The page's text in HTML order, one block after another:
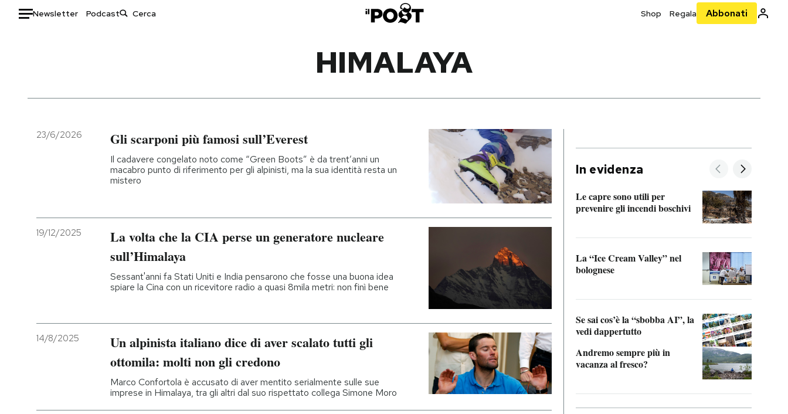
Newsletter Podcast Shop Regala Abbonati
Italia
Politica
Economia
Sport
Moda
Storie/Idee
Ok Boomer!
Altrecose
Mondiali calcio 2026
NEWSLETTER
I MIEI PREFERITI
HIMALAYA
23/6/2026 Gli scarponi più famosi sull’Everest
Il cadavere congelato noto come “Green Boots” è da trent’anni un
macabro punto di riferimento per gli alpinisti, ma la sua identità resta un
mistero
19/12/2025
La volta che la CIA perse un generatore nucleare
sull’Himalaya
Sessant'anni fa Stati Uniti e India pensarono che fosse una buona idea
spiare la Cina con un ricevitore radio a quasi 8mila metri: non finì bene
14/8/2025
Un alpinista italiano dice di aver scalato tutti gli
ottomila: molti non gli credono
Marco Confortola è accusato di aver mentito serialmente sulle sue
imprese in Himalaya, tra gli altri dal suo rispettato collega Simone Moro
In evidenza
Le capre sono utili per
prevenire gli incendi boschivi
La “Ice Cream Valley” nel
bolognese
Se sai cos’è la “sbobba AI”, la
vedi dappertutto
Andremo sempre più in
vacanza al fresco?